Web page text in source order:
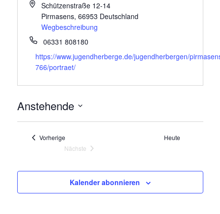
Schützenstraße 12-14
Pirmasens, 66953 Deutschland
Wegbeschreibung
06331 808180
https://www.jugendherberge.de/jugendherbergen/
766/portraet/
Anstehende
Vorherige
Heute
Nächste
Kalender abonnieren